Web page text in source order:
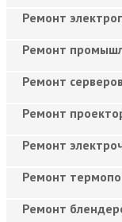
Ремонт
Ремонт
Ремонт серверов
Ремонт
Ремонт
Ремонт
Ремонт